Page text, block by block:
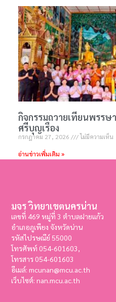
กิจกรรมถวายเทียนพรรษ
ศรีบุญเรือง
กรกฎาคม 27, 2026 ไม่มีความเห็น
อ่านข่าวเพิ่มเติม »
มจร วิทยาเขตนครน่าน
เลขที่ 469 หมู่ที่ 3 ตำบลฝายแก้ว
อำเภอภูเพียง จังหวัดน่าน
รหัสไปรษณีย์ 55000
โทรศัพท์ 054-601603,
โทรสาร054-601603
อีเมล์: mcunan@mcu.ac.th
เว็บไซต์: nan.mcu.ac.th